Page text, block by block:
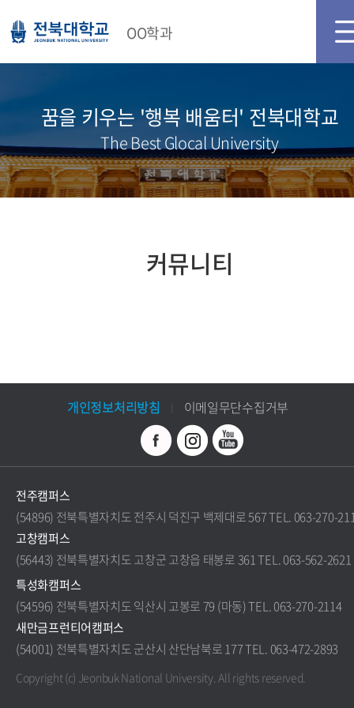
OO학과
꿈을 키우는 '행복 배움터' 전북대학교
The Best Glocal University
커뮤니티
개인정보처리방침 이메일무단수집거부
전주캠퍼스
(54896) 전북특별자치도 전주시 덕진구 백제대로 567 TEL. 063-270-
고창캠퍼스
(56443) 전북특별자치도 고창군 고창읍 태봉로 361 TEL. 063-562-2621
특성화캠퍼스
(54596) 전북특별자치도 익산시 고봉로 79 (마동) TEL. 063-270-2114
새만금프런티어캠퍼스
(54001) 전북특별자치도 군산시 산단남북로 177 TEL. 063-472-2893
Copyright (c) Jeonbuk National University.All rights reserved.